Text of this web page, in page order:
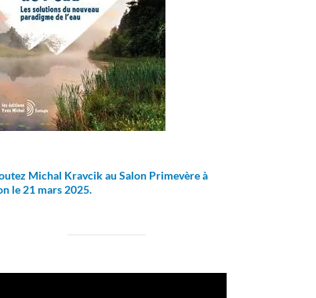
Michal Kravcik au Salon Primevère à
le 21 mars 2025.